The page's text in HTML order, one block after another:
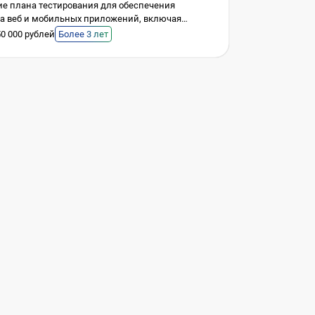
плана тестирования для обеспечения
веб и мобильных приложений, включая
регрессионное и нагрузочное
000 рублей Более 3 лет